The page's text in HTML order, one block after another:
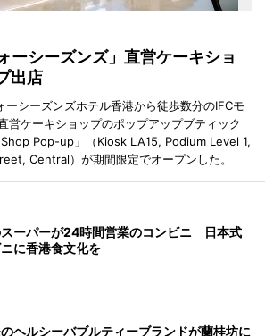
ーシーズンズ」直営ケーキショ
出店
ーシーズンズホテル香港から徒歩数分のIFCモ
営ケーキショップのポップアップブティック
Shop Pop-up」（Kiosk LA15, Podium Level 1,
Central）が期間限定でオープンした。
ーパーが24時間営業のコンビニ 日本式
に香港食文化を
ヘルシーバブルティーブランドが蘭桂坊に